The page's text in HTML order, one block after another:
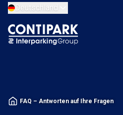
Deutschland
FAQ – Antworten auf Ihre Fragen